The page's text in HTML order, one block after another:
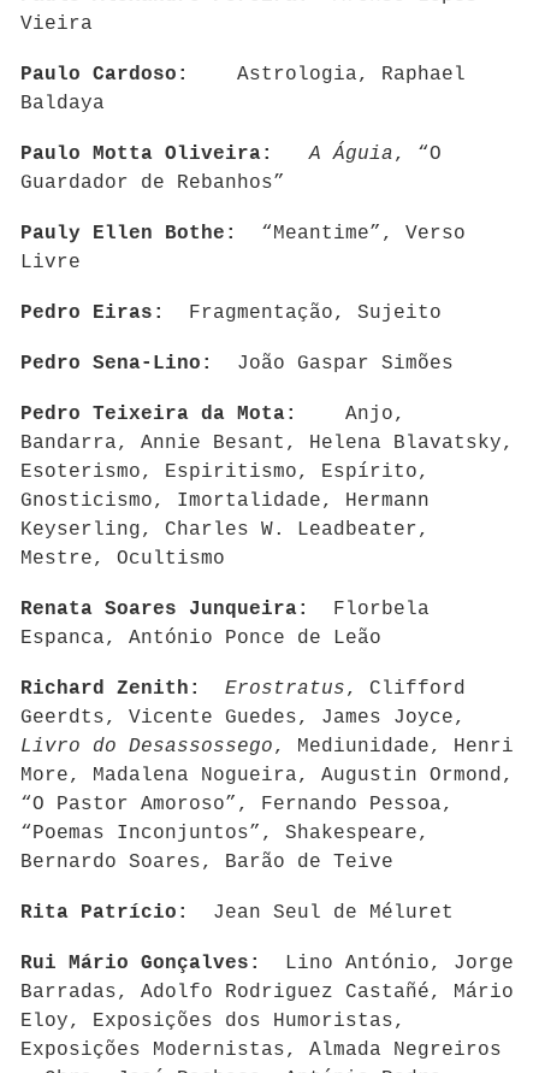
Vieira
Paulo Cardoso: Astrologia, Raphael
Baldaya
Paulo Motta Oliveira:A Águia, “O
Guardador de Rebanhos”
Pauly Ellen Bothe: “Meantime”, Verso
Livre
Pedro Eiras: Fragmentação, Sujeito
Pedro Sena-Lino: João Gaspar Simões
Pedro Teixeira da Mota: Anjo,
Bandarra, Annie Besant, Helena Blavatsky,
Esoterismo, Espiritismo, Espírito,
Gnosticismo, Imortalidade, Hermann
Keyserling, Charles W. Leadbeater,
Mestre, Ocultismo
Renata Soares Junqueira: Florbela
Espanca, António Ponce de Leão
Richard Zenith: Erostratus, Clifford
Geerdts, Vicente Guedes, James Joyce,
Livro do Desassossego, Mediunidade, Henri
More, Madalena Nogueira, Augustin Ormond,
“O Pastor Amoroso”, Fernando Pessoa,
“Poemas Inconjuntos”, Shakespeare,
Bernardo Soares, Barão de Teive
Rita Patrício: Jean Seul de Méluret
Rui Mário Gonçalves: Lino António, Jorge
Barradas, Adolfo Rodriguez Castañé, Mário
Eloy, Exposições dos Humoristas,
Exposições Modernistas, Almada Negreiros